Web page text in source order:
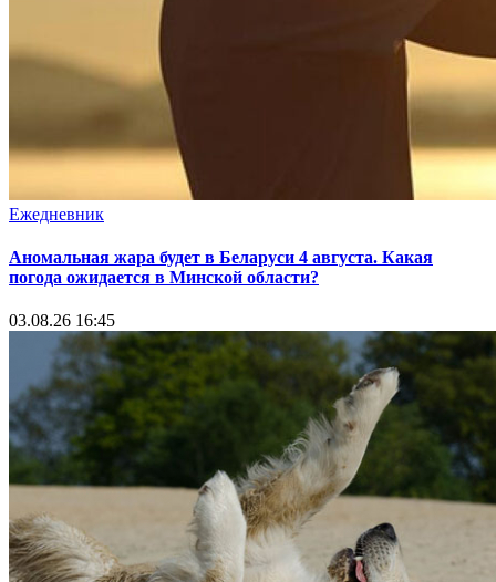
Ежедневник
Аномальная жара будет в Беларуси 4 августа. Какая
погода ожидается в Минской области?
03.08.26 16:45